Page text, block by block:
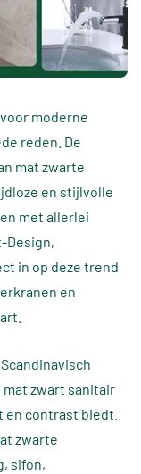
moderne
reden. De
mat zwarte
en stijlvolle
met allerlei
Design,
in op deze trend
en
zwart sanitair
contrast biedt.
zwarte
sifon,